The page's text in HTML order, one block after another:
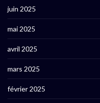
juin 2025
mai 2025
avril 2025
mars 2025
février 2025